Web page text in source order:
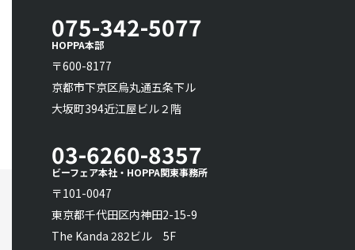
075-342-5077
HOPPA本部
〒600-8177
京都市下京区烏丸通五条下ル
大坂町394近江屋ビル２階
03-6260-8357
ビーフェア本社・HOPPA関東事務所
〒101-0047
東京都千代田区内神田2-15-9
The Kanda 282ビル 5F